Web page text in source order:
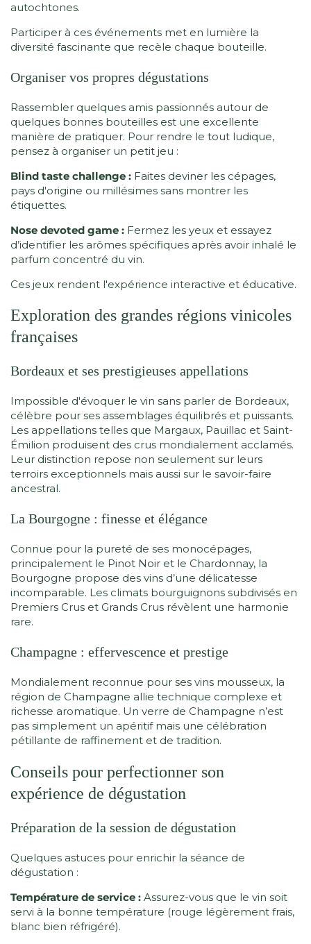
autochtones.
Participer à ces événements met en lumière la
diversité fascinante que recèle chaque bouteille.
Organiser vos propres dégustations
Rassembler quelques amis passionnés autour de
quelques bonnes bouteilles est une excellente
manière de pratiquer. Pour rendre le tout ludique,
pensez à organiser un petit jeu :
Blind taste challenge : Faites deviner les cépages,
pays d'origine ou millésimes sans montrer les
étiquettes.
Nose devoted game : Fermez les yeux et essayez
d’identifier les arômes spécifiques après avoir inhalé le
parfum concentré du vin.
Ces jeux rendent l'expérience interactive et éducative.
Exploration des grandes régions vinicoles
françaises
Bordeaux et ses prestigieuses appellations
Impossible d'évoquer le vin sans parler de Bordeaux,
célèbre pour ses assemblages équilibrés et puissants.
Les appellations telles que Margaux, Pauillac et Saint-
Émilion produisent des crus mondialement acclamés.
Leur distinction repose non seulement sur leurs
terroirs exceptionnels mais aussi sur le savoir-faire
ancestral.
La Bourgogne : finesse et élégance
Connue pour la pureté de ses monocépages,
principalement le Pinot Noir et le Chardonnay, la
Bourgogne propose des vins d’une délicatesse
incomparable. Les climats bourguignons subdivisés en
Premiers Crus et Grands Crus révèlent une harmonie
rare.
Champagne : effervescence et prestige
Mondialement reconnue pour ses vins mousseux, la
région de Champagne allie technique complexe et
richesse aromatique. Un verre de Champagne n’est
pas simplement un apéritif mais une célébration
pétillante de raffinement et de tradition.
Conseils pour perfectionner son
expérience de dégustation
Préparation de la session de dégustation
Quelques astuces pour enrichir la séance de
dégustation :
Température de service : Assurez-vous que le vin soit
servi à la bonne température (rouge légèrement frais,
blanc bien réfrigéré).